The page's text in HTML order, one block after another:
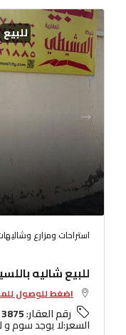
للبيع
استراحات ومزارع
للبيع شاليه
اضغط للوصول
رقم العقار:3875
السعر:لا يوجد سوم و